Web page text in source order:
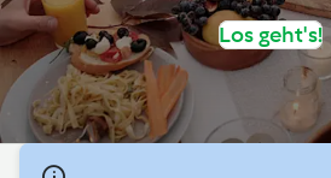
Los geht's!